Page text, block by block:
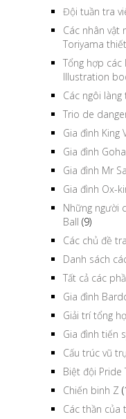
Đội tuần tra
Các nhân vật
Toriyama
Tổng hợp
Illustration
Các ngôi
Trio de
Gia đình King
Gia đình
Gia đình Mr
Gia đình Ox-
Những người
Ball (9)
Các chủ đề
Danh sách
Tất cả các
Gia đình
Giải trí tổng
Gia đình tiến
Cấu trúc vũ
Biệt đội Pride
Chiến binh Z
Các thần của